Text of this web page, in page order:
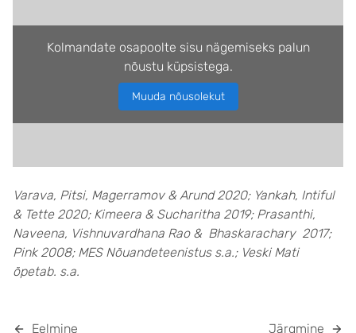
Kolmandate osapoolte sisu nägemiseks palun
nõustu küpsistega.
Muuda nõusolekut
Varava, Pitsi, Magerramov & Arund 2020; Yankah, Intiful
& Tette 2020; Kimeera & Sucharitha 2019; Prasanthi,
Naveena, Vishnuvardhana Rao & Bhaskarachary 2017;
Pink 2008; MES Nõuandeteenistus s.a.; Veski Mati
õpetab. s.a.
Eelmine Järgmine